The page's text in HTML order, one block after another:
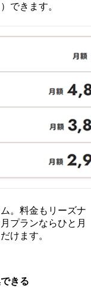
できます。
。料金もリーズナ
プランならひと月
けます。
きる